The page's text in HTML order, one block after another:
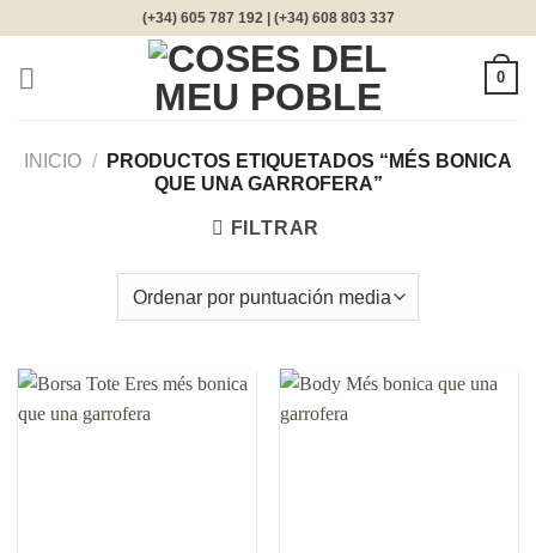
contenido
(+34) 605 787 192 | (+34) 608 803 337
0
INICIO /
PRODUCTOS ETIQUETADOS “MÉS BONICA
QUE UNA GARROFERA”
FILTRAR